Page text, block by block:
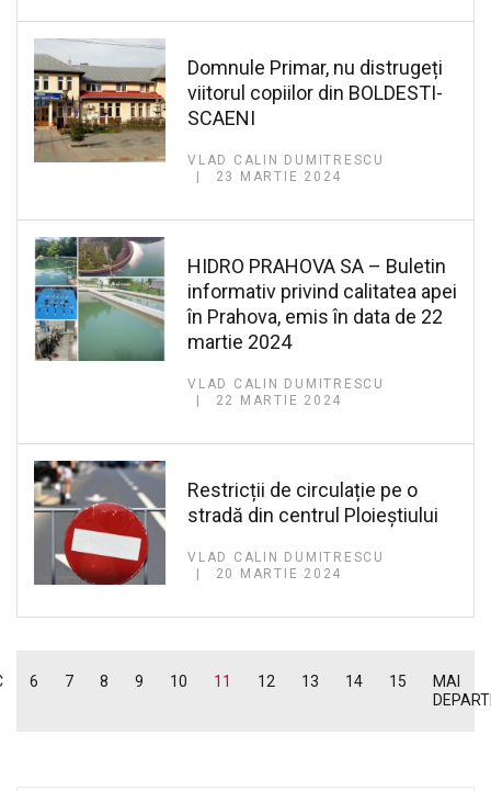
Domnule Primar, nu distrugeți
viitorul copiilor din BOLDESTI-
SCAENI
VLAD CALIN DUMITRESCU
23 MARTIE 2024
HIDRO PRAHOVA SA – Buletin
informativ privind calitatea apei
în Prahova, emis în data de 22
martie 2024
VLAD CALIN DUMITRESCU
22 MARTIE 2024
Restricții de circulație pe o
stradă din centrul Ploieștiului
VLAD CALIN DUMITRESCU
20 MARTIE 2024
6 7 8 9 10 11 12 13 14 15
MAI